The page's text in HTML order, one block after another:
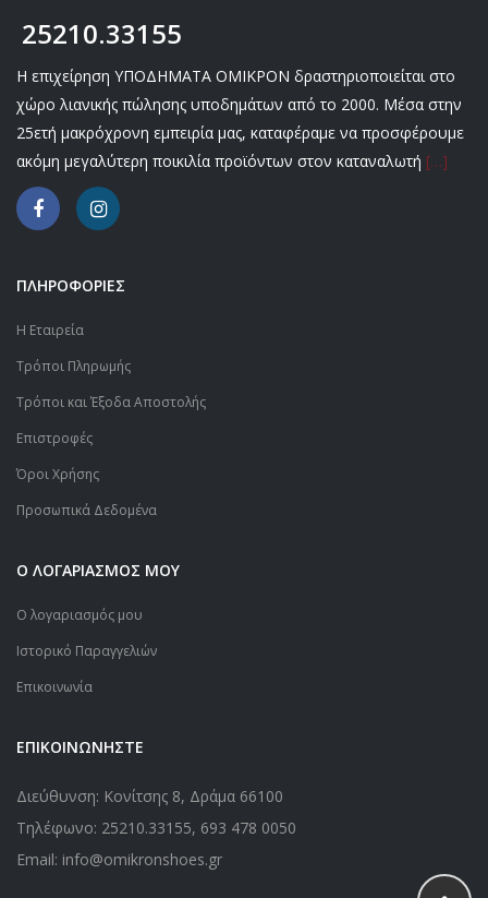
25210.33155
Η επιχείρηση ΥΠΟΔΗΜΑΤΑ ΟΜΙΚΡΟΝ δραστηριοποιείται στο
χώρο λιανικής πώλησης υποδημάτων από το 2000. Μέσα στην
25ετή μακρόχρονη εμπειρία μας, καταφέραμε να προσφέρουμε
ακόμη μεγαλύτερη ποικιλία προϊόντων στον καταναλωτή […]
ΠΛΗΡΟΦΟΡΙΕΣ
Η Εταιρεία
Τρόποι Πληρωμής
Τρόποι και Έξοδα Αποστολής
Επιστροφές
Όροι Χρήσης
Προσωπικά Δεδομένα
Ο ΛΟΓΑΡΙΑΣΜΟΣ ΜΟΥ
Ο λογαριασμός μου
Ιστορικό Παραγγελιών
Επικοινωνία
ΕΠΙΚΟΙΝΩΝΗΣΤΕ
Διεύθυνση: Κονίτσης 8, Δράμα 66100
Τηλέφωνο: 25210.33155, 693 478 0050
Email: info@omikronshoes.gr